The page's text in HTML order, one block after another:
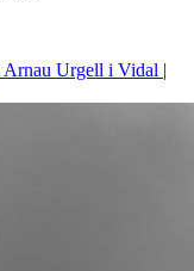
Arnau Urgell i Vidal |